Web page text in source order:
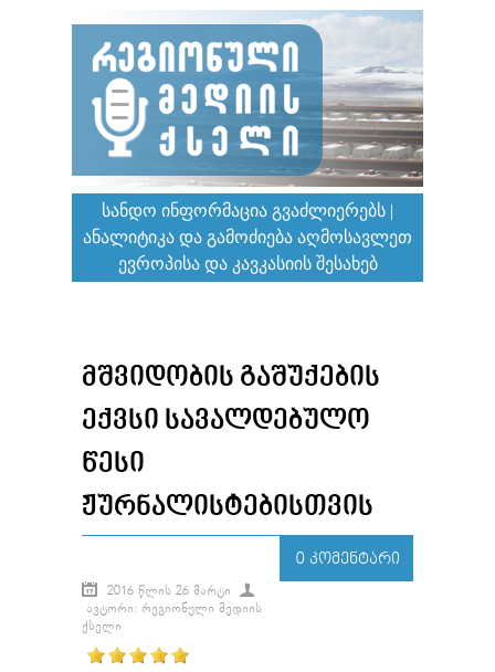
ᲡᲐᲜᲓᲝ ᲘᲜᲤᲝᲠᲛᲐᲪᲘᲐ ᲒᲕᲐᲫᲚᲘᲔᲠᲔᲑᲡ |
ᲐᲜᲐᲚᲘᲢᲘᲙᲐ ᲓᲐ ᲒᲐᲛᲝᲫᲘᲔᲑᲐ ᲐᲦᲛᲝᲡᲐᲕᲚᲔᲗ
ᲔᲕᲠᲝᲞᲘᲡᲐ ᲓᲐ ᲙᲐᲕᲙᲐᲡᲘᲘᲡ ᲨᲔᲡᲐᲮᲔᲑ
ᲛᲨᲕᲘᲓᲝᲑᲘᲡ ᲒᲐᲨᲣᲥᲔᲑᲘᲡ
ᲔᲥᲕᲡᲘ ᲡᲐᲕᲐᲚᲓᲔᲑᲣᲚᲝ
ᲬᲔᲡᲘ
ᲟᲣᲠᲜᲐᲚᲘᲡᲢᲔᲑᲘᲡᲗᲕᲘᲡ
0 ᲙᲝᲛᲔᲜᲢᲐᲠᲘ
2016 ᲬᲚᲘᲡ 26 ᲛᲐᲠᲢᲘ
ᲐᲕᲢᲝᲠᲘ: ᲠᲔᲒᲘᲝᲜᲣᲚᲘ ᲛᲔᲓᲘᲘᲡ
ᲥᲡᲔᲚᲘ